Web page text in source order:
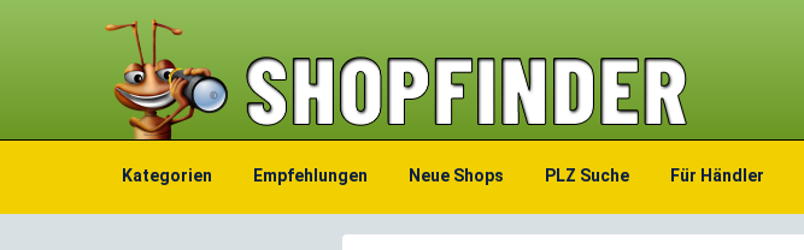
Kategorien Empfehlungen Neue Shops PLZ Suche Für Händler